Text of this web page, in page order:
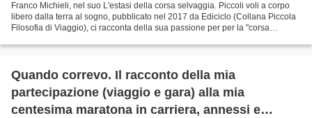
Franco Michieli, nel suo L'estasi della corsa selvaggia. Piccoli voli a corpo
libero dalla terra al sogno, pubblicato nel 2017 da Ediciclo (Collana Piccola
Filosofia di Viaggio), ci racconta della sua passione per per la "corsa
Quando correvo. Il racconto della mia
partecipazione (viaggio e gara) alla mia
centesima maratona in carriera, annessi e